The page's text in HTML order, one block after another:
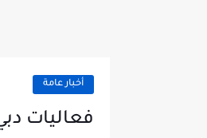
أخبار عامة